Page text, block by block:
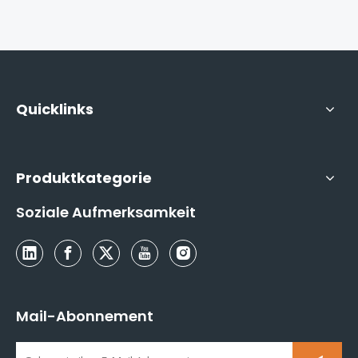
Quicklinks
Produktkategorie
Soziale Aufmerksamkeit
Mail-Abonnement